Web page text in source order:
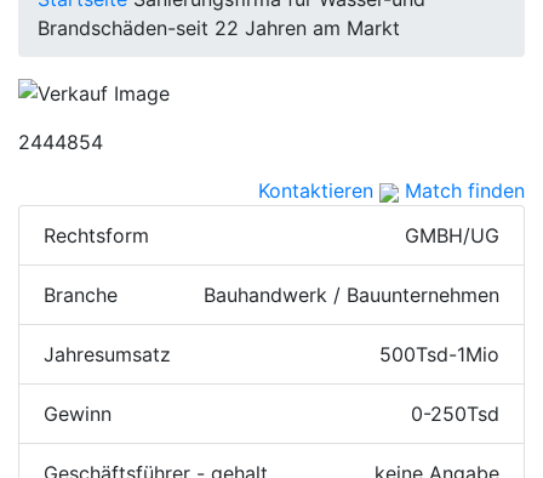
Brandschäden-seit 22 Jahren am Markt
2444854
Kontaktieren
Match finden
Rechtsform
GMBH/UG
Branche Bauhandwerk / Bauunternehmen
Jahresumsatz 500Tsd-1Mio
Gewinn 0-250Tsd
Geschäftsführer - gehalt keine Angabe